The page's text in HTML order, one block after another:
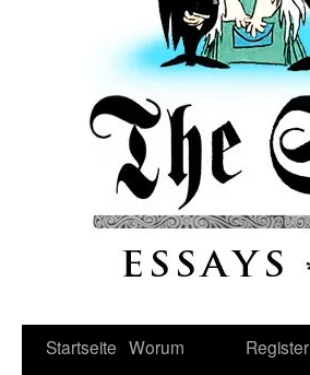
Startseite Worum
Register